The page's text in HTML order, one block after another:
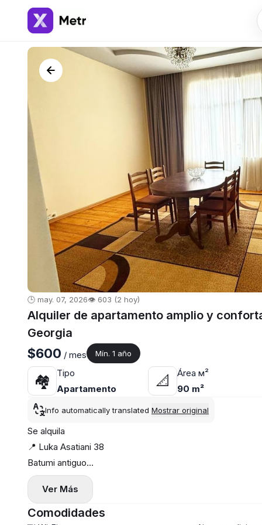
🕒 may. 07, 2026👁️ 603 (2 hoy)
Alquiler de apartamento amplio y
Georgia
$600 / mes Mín. 1 año
🏘
Tipo
Apartamento
📐
Área м²
90 m²
Info automatically translated Mostrar original
Se alquila
📍 Luka Asatiani 38
Batumi antiguo
♥️ En el mismo centro del casco antiguo
Edificio histórico
📍 Edificio antiguo, 3 plantas
Ver Más
Comodidades